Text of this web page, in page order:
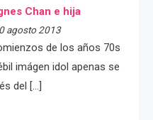
Chan e hija
agosto 2013
de los años 70s
imágen idol apenas se
del […]